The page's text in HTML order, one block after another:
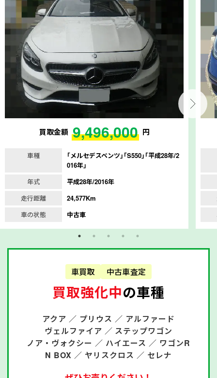
買取金額 9,496,000 円
車種
｢メルセデスベンツ｣｢S550｣｢平成28年/2
016年｣
年式
平成28年/2016年
走行距離
24,577Km
車の状態
中古車
車買取 中古車査定
買取強化中の車種
アクア ／ プリウス ／ アルファード
ヴェルファイア ／ ステップワゴン
ノア・ヴォクシー ／ ハイエース ／ ワゴンR
N BOX ／ ヤリスクロス ／ セレナ